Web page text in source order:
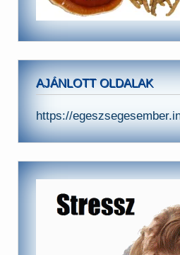
AJÁNLOTT OLDALAK
https://